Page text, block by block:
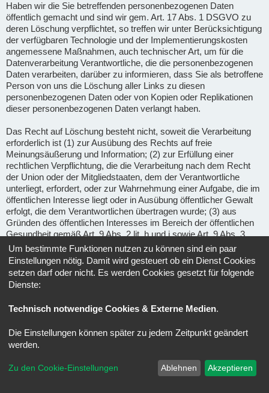
Haben wir die Sie betreffenden personenbezogenen Daten
öffentlich gemacht und sind wir gem. Art. 17 Abs. 1 DSGVO zu
deren Löschung verpflichtet, so treffen wir unter Berücksichtigung
der verfügbaren Technologie und der Implementierungskosten
angemessene Maßnahmen, auch technischer Art, um für die
Datenverarbeitung Verantwortliche, die die personenbezogenen
Daten verarbeiten, darüber zu informieren, dass Sie als betroffene
Person von uns die Löschung aller Links zu diesen
personenbezogenen Daten oder von Kopien oder Replikationen
dieser personenbezogenen Daten verlangt haben.
Das Recht auf Löschung besteht nicht, soweit die Verarbeitung
erforderlich ist (1) zur Ausübung des Rechts auf freie
Meinungsäußerung und Information; (2) zur Erfüllung einer
rechtlichen Verpflichtung, die die Verarbeitung nach dem Recht
der Union oder der Mitgliedstaaten, dem der Verantwortliche
unterliegt, erfordert, oder zur Wahrnehmung einer Aufgabe, die im
öffentlichen Interesse liegt oder in Ausübung öffentlicher Gewalt
erfolgt, die dem Verantwortlichen übertragen wurde; (3) aus
Gründen des öffentlichen Interesses im Bereich der öffentlichen
Gesundheit gemäß Art. 9 Abs. 2 lit. h und i sowie Art. 9 Abs. 3
DSGVO; (4) für im öffentlichen Interesse liegende Archivzwecke,
wissenschaftliche oder historische Forschungszwecke oder für
statistische Zwecke gem. Art. 89 Abs. 1 DSGVO, soweit das
unter Abschnitt a) genannte Recht voraussichtlich die
Verwirklichung der Ziele dieser Verarbeitung unmöglich macht
Ausübung oder Verteidigung von Rechtsansprüchen.
Recht auf Einschränkung der Verarbeitung(Art. 18 DSGVO) -
Unter den folgenden Voraussetzungen können Sie die
Einschränkung der Verarbeitung der Sie betreffenden
personenbezogenen Daten verlangen: wenn Sie die Richtigkeit
Um bestimmte Funktionen nutzen zu können sind ein paar
Einstellungen nötig. Damit wird gesteuert ob ein Dienst Cookies
setzen darf oder nicht. Es werden Cookies gesetzt für folgende
Dienste:
Technisch notwendige Cookies & Externe Medien.
Die Einstellungen können später zu jedem Zeitpunkt geändert
werden.
Zu den Cookie-Einstellungen Ablehnen Akzeptieren